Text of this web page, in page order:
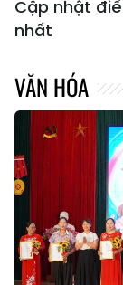
Cập nhật
nhất
VĂN HÓA